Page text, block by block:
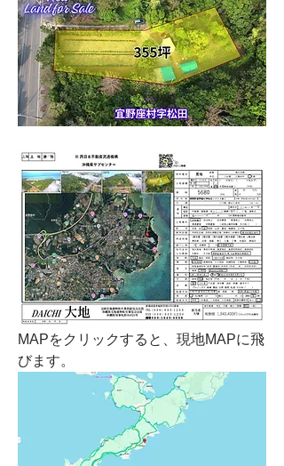
MAPをクリックすると、現地MAPに飛
びます。